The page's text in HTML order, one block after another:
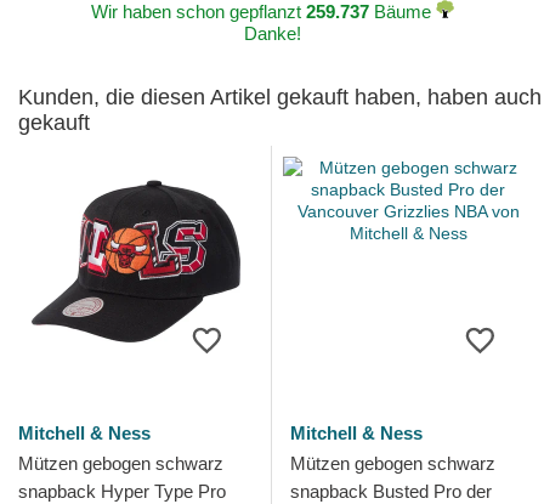
Wir haben schon gepflanzt 259.737Bäume
Danke!
Kunden, die diesen Artikel gekauft haben, haben auch
gekauft
Mitchell & Ness
Mützen gebogen schwarz
snapback Hyper Type Pro
Mitchell & Ness
Mützen gebogen schwarz
snapback Busted Pro der